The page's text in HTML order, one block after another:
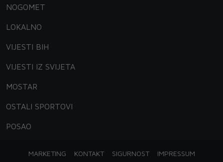
NOGOMET
LOKALNO
VIJESTI BIH
VIJESTI IZ SVIJETA
MOSTAR
OSTALI SPORTOVI
POSAO
MARKETING KONTAKT SIGURNOST
IMPRESSUM